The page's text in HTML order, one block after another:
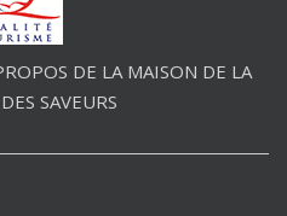
DE LA MAISON DE LA
SAVEURS